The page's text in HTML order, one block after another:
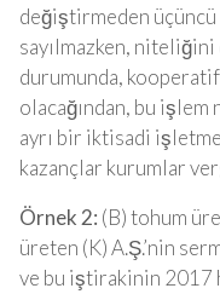
değiştirmeden üçüncü
sayılmazken,
durumunda, kooperatif
olacağından, bu
ayrı bir iktisadi
kazançlar kurumlar
Örnek 2: (B) tohum
üreten (K) A.Ş.’nin
ve bu iştirakinin 2017